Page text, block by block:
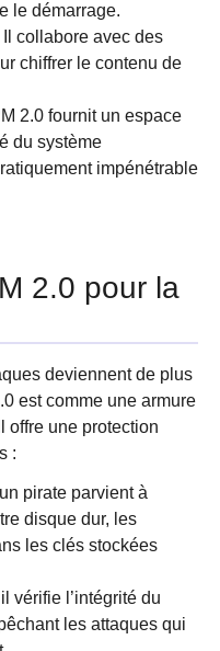
le démarrage.
collabore avec des
chiffrer le contenu de
2.0 fournit un espace
du système
impénétrable
2.0 pour la
deviennent de plus
est comme une armure
offre une protection
:
pirate parvient à
disque dur, les
les clés stockées
vérifie l’intégrité du
les attaques qui